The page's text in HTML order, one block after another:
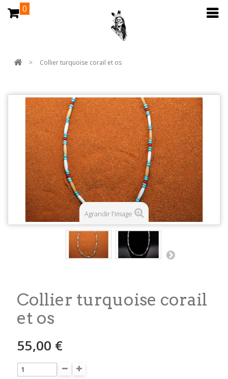
0
> Collier turquoise corail et os
Agrandir l'image
Collier turquoise corail
et os
55,00 €